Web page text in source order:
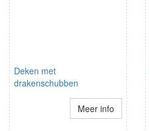
Deken met
drakenschubben
Meer info